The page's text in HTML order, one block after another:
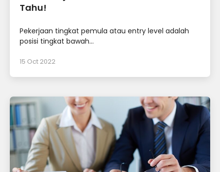
Tahu!
Pekerjaan tingkat pemula atau entry level adalah
posisi tingkat bawah...
15 Oct 2022